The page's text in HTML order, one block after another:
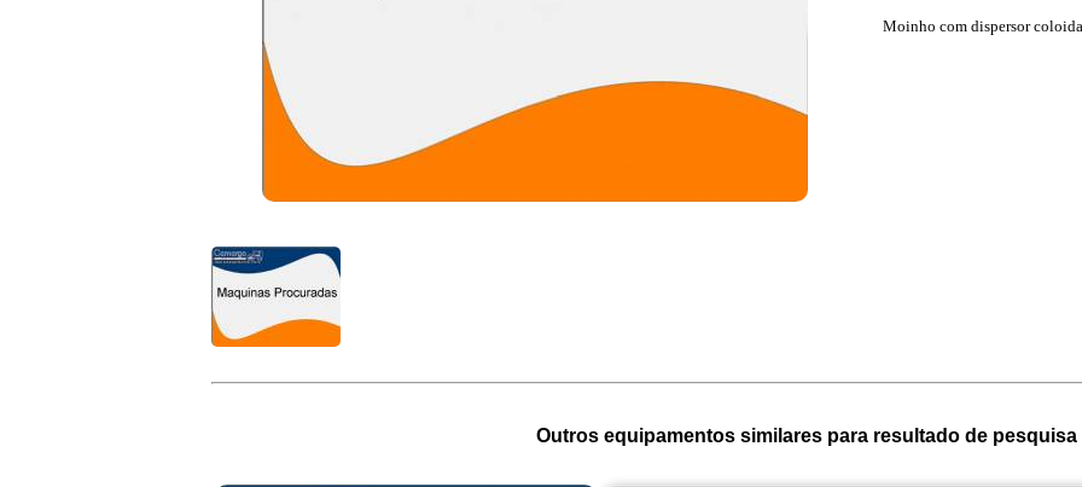
Moinho com dispersor
Outros equipamentos similares para resultado de pesquisa